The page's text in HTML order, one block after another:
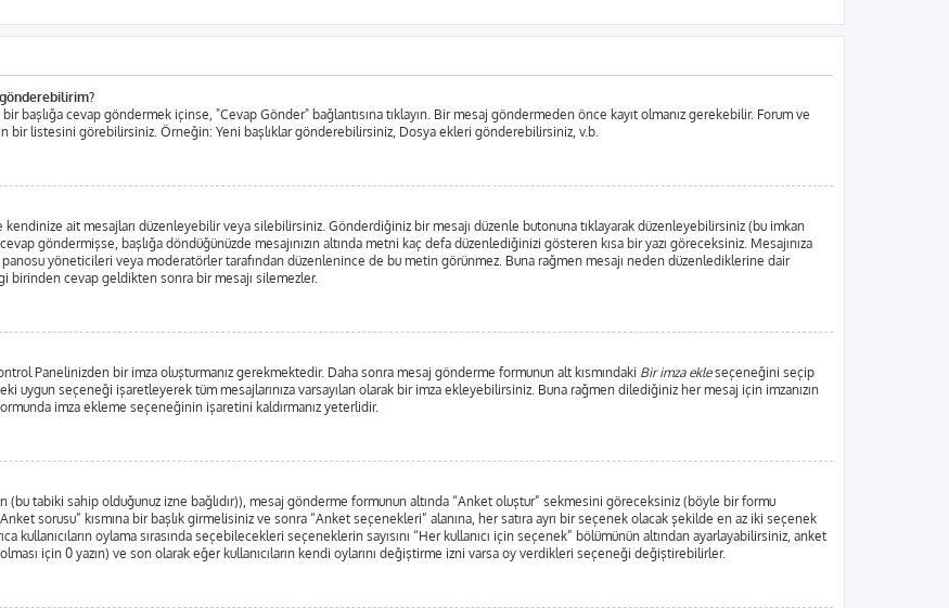
başlığa cevap göndermek içinse, "Cevap Gönder" bağlantısına tıklayın. Bir mesaj göndermeden önce kayıt olmanız gerekebilir. Forum ve
bir listesini görebilirsiniz. Örneğin: Yeni başlıklar gönderebilirsiniz, Dosya ekleri gönderebilirsiniz, v.b.
ait mesajları düzenleyebilir veya silebilirsiniz. Gönderdiğiniz bir mesajı düzenle butonuna tıklayarak düzenleyebilirsiniz (bu imkan
göndermişse, başlığa döndüğünüzde mesajınızın altında metni kaç defa düzenlediğinizi gösteren kısa bir yazı göreceksiniz. Mesajınıza
panosu yöneticileri veya moderatörler tarafından düzenlenince de bu metin görünmez. Buna rağmen mesajı neden düzenlediklerine dair
birinden cevap geldikten sonra bir mesajı silemezler.
Panelinizden bir imza oluşturmanız gerekmektedir. Daha sonra mesaj gönderme formunun alt kısmındaki Bir imza ekleseçeneğini seçip
uygun seçeneği işaretleyerek tüm mesajlarınıza varsayılan olarak bir imza ekleyebilirsiniz. Buna rağmen dilediğiniz her mesaj için imzanızın
imza ekleme seçeneğinin işaretini kaldırmanız yeterlidir.
(bu tabiki sahip olduğunuz izne bağlıdır)), mesaj gönderme formunun altında “Anket oluştur” sekmesini göreceksiniz (böyle bir formu
sorusu” kısmına bir başlık girmelisiniz ve sonra “Anket seçenekleri” alanına, her satıra ayrı bir seçenek olacak şekilde en az iki seçenek
kullanıcıların oylama sırasında seçebilecekleri seçeneklerin sayısını “Her kullanıcı için seçenek” bölümünün altından ayarlayabilirsiniz, anket
için 0 yazın) ve son olarak eğer kullanıcıların kendi oylarını değiştirme izni varsa oy verdikleri seçeneği değiştirebilirler.